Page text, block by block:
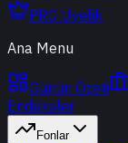
PRO Üyelik
Ana Menu
Günün Özeti
Endeksler
Fonlar